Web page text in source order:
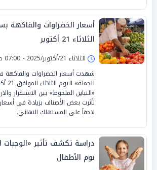
أسعار الخضراوات والفاكهة
الثلاثاء 21 أكتوبر
الثلاثاء 21/أكتوبر/2025 - 07:00 ص
شهدت أسعار الخضراوات
«التباين الملحوظ» بين الاستقرار
تأثرت بعض الأصناف بزيادة في
لاحقاً على المستهلك النهائي.
دراسة تكشف تأثير
نوم الأطفال